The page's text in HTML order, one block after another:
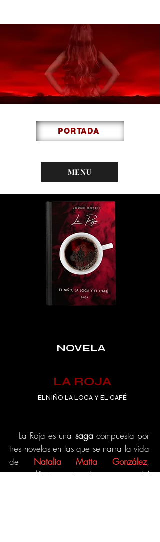
NOVELA
LA ROJA
ELNIÑO LA LOCA Y EL CAFÉ
La Roja es una saga compuesta por
tres novelas en las que se narra la vida
de Natalia Matta González,
unapolémicamujerde principios del
MENU
PORTADA